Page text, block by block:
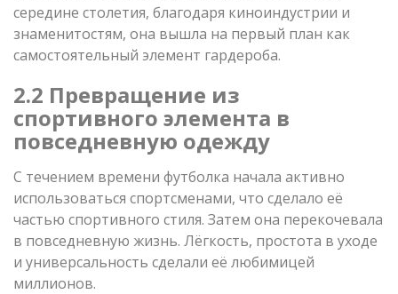
середине столетия, благодаря киноиндустрии и
знаменитостям, она вышла на первый план как
самостоятельный элемент гардероба.
2.2 Превращение из
спортивного элемента в
повседневную одежду
С течением времени футболка начала активно
использоваться спортсменами, что сделало её
частью спортивного стиля. Затем она перекочевала
в повседневную жизнь. Лёгкость, простота в уходе
и универсальность сделали её любимицей
миллионов.